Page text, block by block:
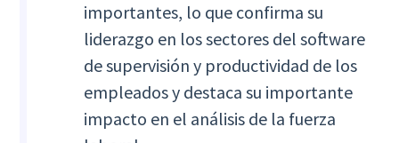
importantes, lo que confirma su
liderazgo en los sectores del software
de supervisión y productividad de los
empleados y destaca su importante
impacto en el análisis de la fuerza